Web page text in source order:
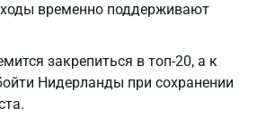
временно поддерживают
закрепиться в топ-20, а к
Нидерланды при сохранении